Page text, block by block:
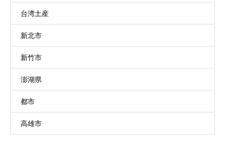
台湾土産
新北市
新竹市
澎湖県
都市
高雄市